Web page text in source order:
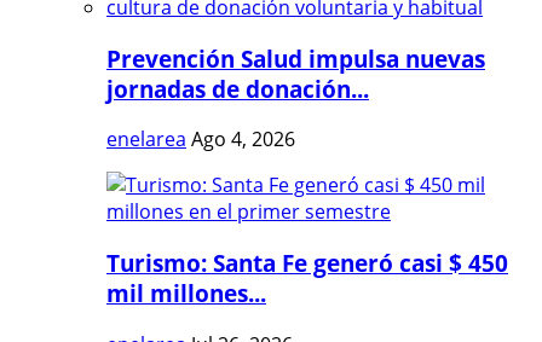
Prevención Salud impulsa nuevas
jornadas de donación...
enelarea Ago 4, 2026
Turismo: Santa Fe generó casi $ 450
mil millones...